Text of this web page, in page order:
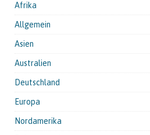
Afrika
Allgemein
Asien
Australien
Deutschland
Europa
Nordamerika